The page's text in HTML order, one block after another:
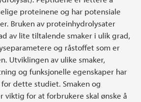
proteinene og har potensiale
Bruken av proteinhydrolysater
av lite tiltalende smaker i ulik grad,
og råstoffet som er
Utviklingen av ulike smaker,
og funksjonelle egenskaper har
dette studiet. Smaken og
for at forbrukere skal ønske å